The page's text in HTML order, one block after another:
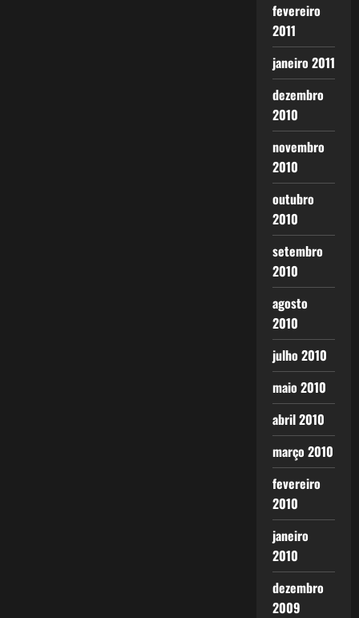
fevereiro
2011
janeiro 2011
dezembro
2010
novembro
2010
outubro
2010
setembro
2010
agosto
2010
julho 2010
maio 2010
abril 2010
março 2010
fevereiro
2010
janeiro
2010
dezembro
2009